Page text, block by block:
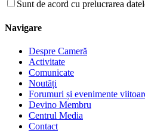
Sunt de acord cu prelucrarea
Navigare
Despre Cameră
Activitate
Comunicate
Noutăți
Forumuri și evenimente
Devino Membru
Centrul Media
Contact